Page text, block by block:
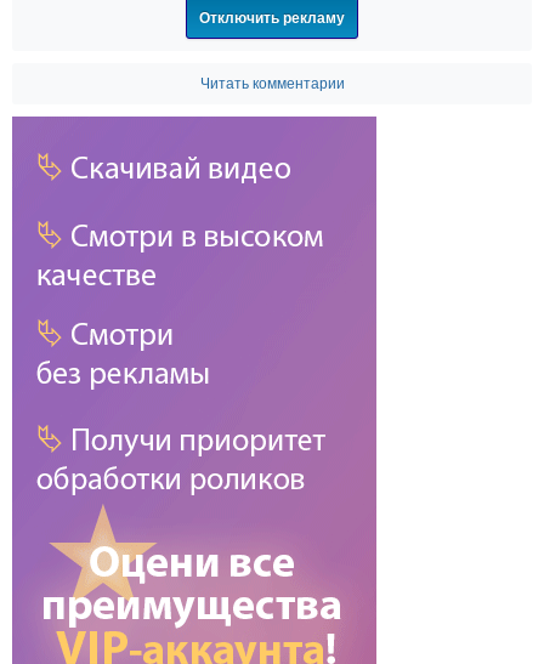
Отключить рекламу
Читать комментарии